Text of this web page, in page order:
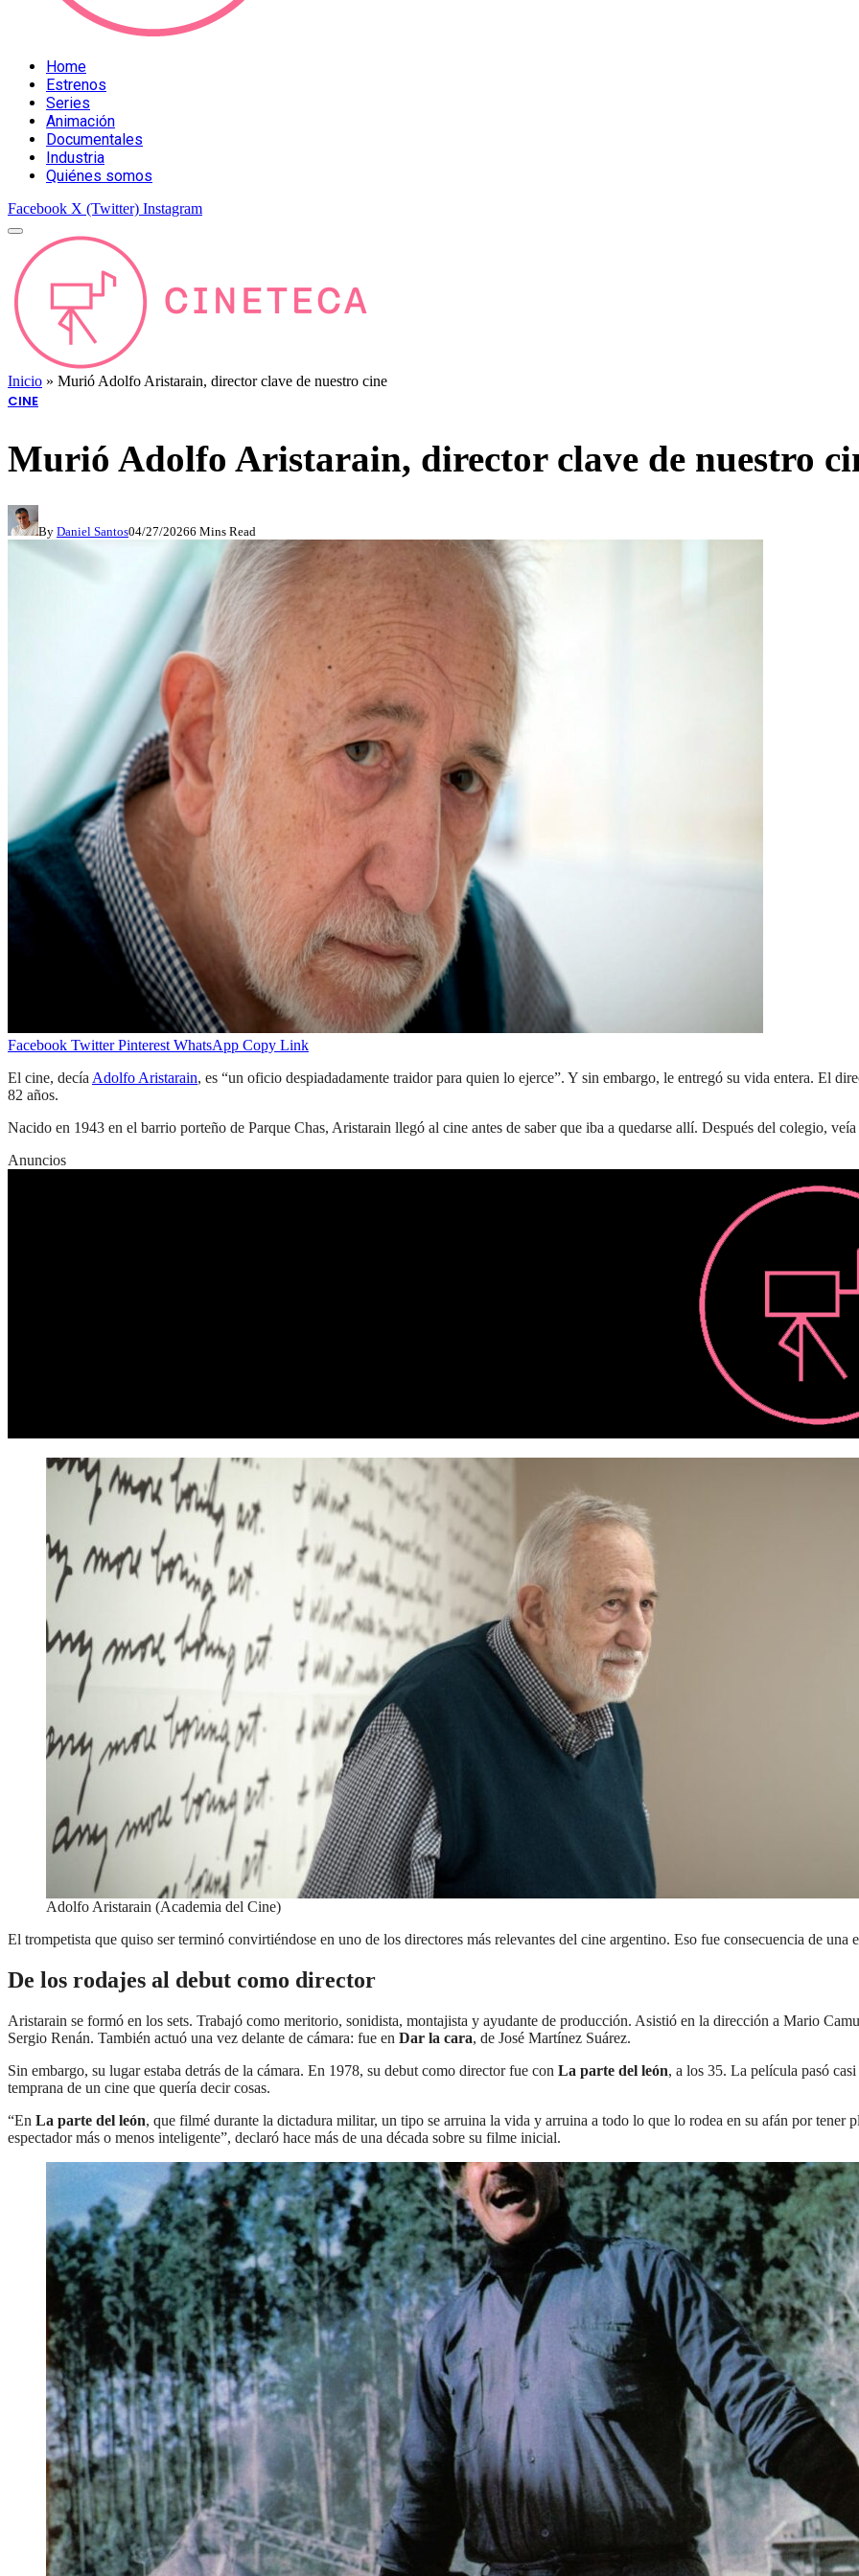
Home
Estrenos
Series
Animación
Documentales
Industria
Quiénes somos
Facebook X (Twitter) Instagram
Inicio » Murió Adolfo Aristarain, director clave de nuestro cine
CINE
Murió Adolfo Aristarain, director clave de nuestro
By Daniel Santos04/27/20266 Mins Read
Facebook Twitter Pinterest WhatsApp Copy Link
El cine, decía Adolfo Aristarain, es “un oficio despiadadamente traidor para quien lo ejerce”. Y sin embargo, le entregó su vida entera. El
82 años.
Nacido en 1943 en el barrio porteño de Parque Chas, Aristarain llegó al cine antes de saber que iba a quedarse allí. Después del colegio,
Anuncios
Adolfo Aristarain (Academia del Cine)
El trompetista que quiso ser terminó convirtiéndose en uno de los directores más relevantes del cine argentino. Eso fue consecuencia de una
De los rodajes al debut como director
Aristarain se formó en los sets. Trabajó como meritorio, sonidista, montajista y ayudante de producción. Asistió en la dirección a Mario
Sergio Renán. También actuó una vez delante de cámara: fue en Dar la cara, de José Martínez Suárez.
Sin embargo, su lugar estaba detrás de la cámara. En 1978, su debut como director fue con La parte del león, a los 35. La película pasó
temprana de un cine que quería decir cosas.
“En La parte del león, que filmé durante la dictadura militar, un tipo se arruina la vida y arruina a todo lo que lo rodea en su afán por
espectador más o menos inteligente”, declaró hace más de una década sobre su filme inicial.